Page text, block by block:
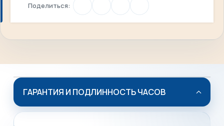
Поделиться:
ГАРАНТИЯ И ПОДЛИННОСТЬ ЧАСОВ